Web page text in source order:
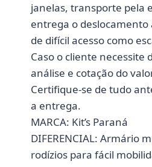
janelas, transporte pela
entrega o
de difícil acesso como
Caso o cliente
análise e cotação do
Certifique-se de tudo
a entrega.
MARCA: Kit’s Paraná
DIFERENCIAL: Armário
rodízios para fácil